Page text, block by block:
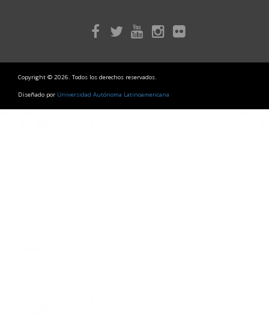
Copyright © 2026. Todos los derechos reservados.
Diseñado por Universidad Autónoma Latinoamericana